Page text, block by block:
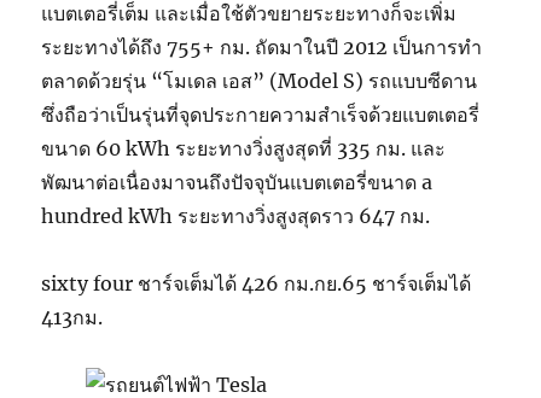
แบตเตอรี่เต็ม และเมื่อใช้ตัวขยายระยะทางก็จะเพิ่ม
ระยะทางได้ถึง 755+ กม. ถัดมาในปี 2012 เป็นการทำ
ตลาดด้วยรุ่น “โมเดล เอส” (Model S) รถแบบซีดาน
ซึ่งถือว่าเป็นรุ่นที่จุดประกายความสำเร็จด้วยแบตเตอรี่
ขนาด 60 kWh ระยะทางวิ่งสูงสุดที่ 335 กม. และ
พัฒนาต่อเนื่องมาจนถึงปัจจุบันแบตเตอรี่ขนาด a
hundred kWh ระยะทางวิ่งสูงสุดราว 647 กม.
sixty four ชาร์จเต็มได้ 426 กม.กย.65 ชาร์จเต็มได้
413กม.